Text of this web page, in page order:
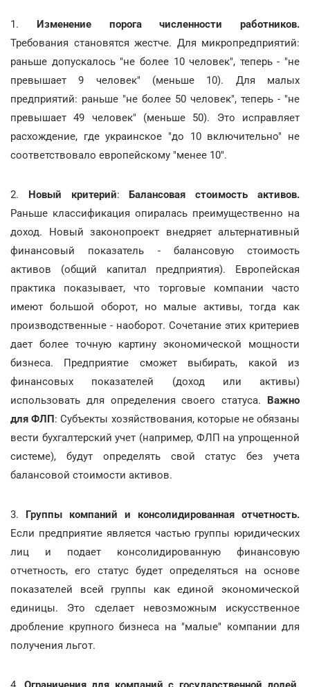
1. Изменение порога численности работников.
Требования становятся жестче. Для микропредприятий:
раньше допускалось "не более 10 человек", теперь - "не
превышает 9 человек" (меньше 10). Для малых
предприятий: раньше "не более 50 человек", теперь - "не
превышает 49 человек" (меньше 50). Это исправляет
расхождение, где украинское "до 10 включительно" не
соответствовало европейскому "менее 10".
2. Новый критерий:Балансовая стоимость активов.
Раньше классификация опиралась преимущественно на
доход. Новый законопроект внедряет альтернативный
финансовый показатель - балансовую стоимость
активов (общий капитал предприятия). Европейская
практика показывает, что торговые компании часто
имеют большой оборот, но малые активы, тогда как
производственные - наоборот. Сочетание этих критериев
дает более точную картину экономической мощности
бизнеса. Предприятие сможет выбирать, какой из
финансовых показателей (доход или активы)
использовать для определения своего статуса. Важно
для ФЛП: Субъекты хозяйствования, которые не обязаны
вести бухгалтерский учет (например, ФЛП на упрощенной
системе), будут определять свой статус без учета
балансовой стоимости активов.
3. Группы компаний и консолидированная отчетность.
Если предприятие является частью группы юридических
лиц и подает консолидированную финансовую
отчетность, его статус будет определяться на основе
показателей всей группы как единой экономической
единицы. Это сделает невозможным искусственное
дробление крупного бизнеса на "малые" компании для
получения льгот.